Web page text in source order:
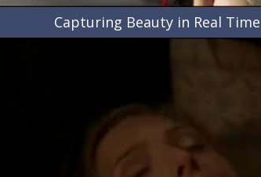
Capturing Beauty in Real Time